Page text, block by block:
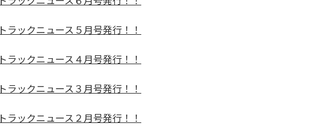
トラックニュース５月号発行！！
トラックニュース４月号発行！！
トラックニュース３月号発行！！
トラックニュース２月号発行！！